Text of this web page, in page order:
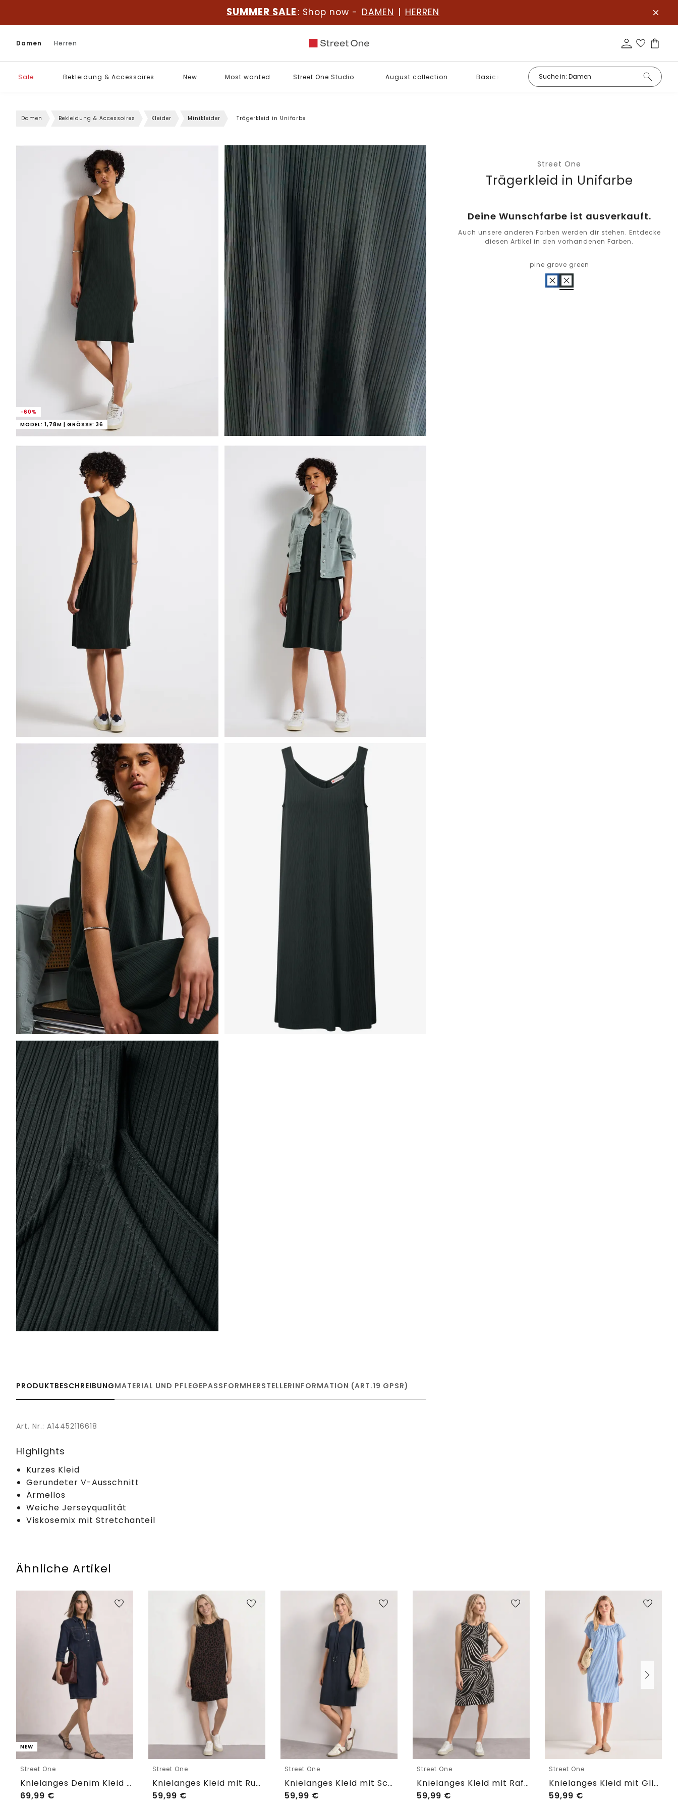
SUMMER SALE : Shop now - DAMEN | HERREN
Damen Herren
Sale Bekleidung & Accessoires New Most wanted Street One Studio August collection Basics
Damen Bekleidung & Accessoires Kleider Minikleider Trägerkleid in Unifarbe
-60%
MODEL: 1,78M | GRÖSSE: 36
Street One
Trägerkleid in Unifarbe
Deine Wunschfarbe ist ausverkauft.
Auch unsere anderen Farben werden dir stehen. Entdecke
diesen Artikel in den vorhandenen Farben.
pine grove green
PRODUKTBESCHREIBUNGMATERIAL UND PFLEGEPASSFORMHERSTELLERINFORMATION (ART.19 GPSR)
Art. Nr.: A14452116618
Highlights
Kurzes Kleid
Gerundeter V-Ausschnitt
Ärmellos
Weiche Jerseyqualität
Viskosemix mit Stretchanteil
Ähnliche Artikel
NEW
Street One
Knielanges Denim Kleid mit 3/4-Arm
69,99 €
Street One
Knielanges Kleid mit Rundhalsausschnitt
59,99 €
Street One
Knielanges Kleid mit Schleifendetail
59,99 €
Street One
Knielanges Kleid mit Raffung
59,99 €
Street One
Knielanges Kleid mit Glitzerdetails
59,99 €